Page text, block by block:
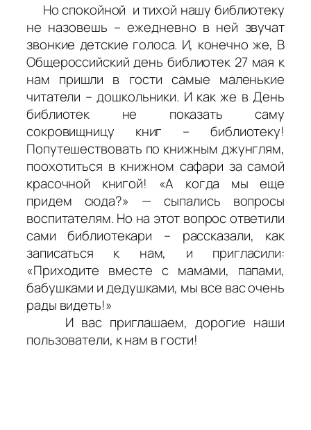
Но спокойной и тихой нашу библиотеку
не назовешь – ежедневно в ней звучат
звонкие детские голоса. И, конечно же, В
Общероссийский день библиотек 27 мая к
нам пришли в гости самые маленькие
читатели – дошкольники. И как же в День
библиотек не показать саму
сокровищницу книг – библиотеку!
Попутешествовать по книжным джунглям,
поохотиться в книжном сафари за самой
красочной книгой! «А когда мы еще
придем сюда?» — сыпались вопросы
воспитателям. Но на этот вопрос ответили
сами библиотекари – рассказали, как
записаться к нам, и пригласили:
«Приходите вместе с мамами, папами,
бабушками и дедушками, мы все вас очень
рады видеть!»
И вас приглашаем, дорогие наши
пользователи, к нам в гости!